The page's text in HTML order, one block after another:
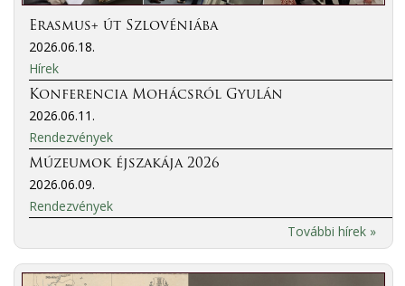
Erasmus+ út Szlovéniába
2026.06.18.
Hírek
Konferencia Mohácsról Gyulán
2026.06.11.
Rendezvények
Múzeumok éjszakája 2026
2026.06.09.
Rendezvények
További hírek »